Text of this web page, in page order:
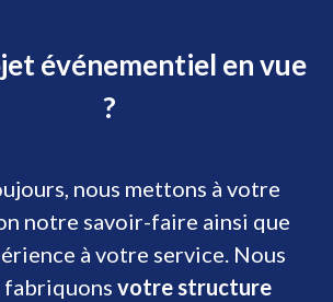
événementiel en vue
?
nous mettons à votre
notre savoir-faire ainsi que
à votre service. Nous
fabriquons votre structure